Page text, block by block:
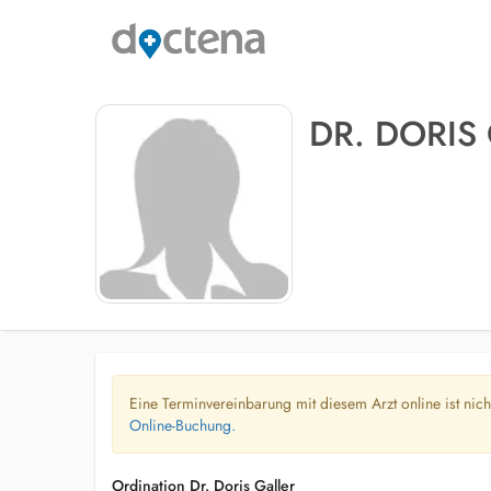
DR. DORIS
Eine Terminvereinbarung mit diesem Arzt online ist
Online-Buchung.
Ordination Dr. Doris Galler